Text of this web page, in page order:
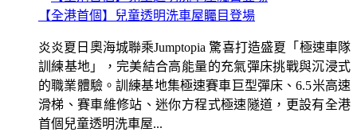
【全港首個】兒童透明洗車屋矚目登場
炎炎夏日奧海城聯乘Jumptopia 驚喜打造盛夏「極速車隊
訓練基地」，完美結合高能量的充氣彈床挑戰與沉浸式
的職業體驗。訓練基地集極速賽車巨型彈床、6.5米高速
滑梯、賽車維修站、迷你方程式極速隧道，更設有全港
首個兒童透明洗車屋...